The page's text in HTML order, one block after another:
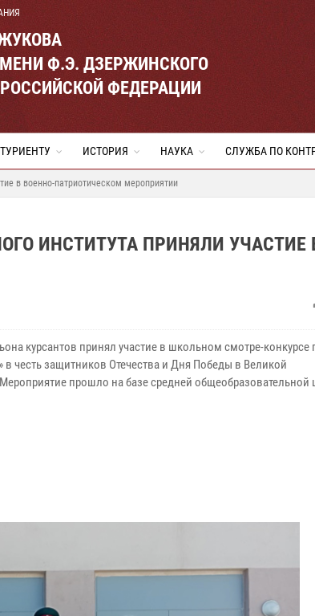
Ф.Э. ДЗЕРЖИНСКОГО
ФЕДЕРАЦИИ
ИСТОРИЯ НАУКА СЛУЖБА ПО
в военно-патриотическом мероприятии
ИНСТИТУТА ПРИНЯЛИ УЧАСТИЕ
курсантов принял участие в школьном смотре-конкурсе
в честь защитников Отечества и Дня Победы в Великой
прошло на базе средней